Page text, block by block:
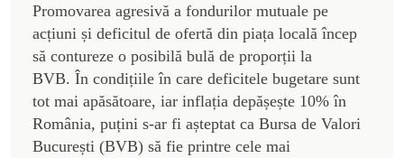
Promovarea agresivă a fondurilor mutuale pe
acțiuni și deficitul de ofertă din piața locală încep
să contureze o posibilă bulă de proporții la
BVB. În condițiile în care deficitele bugetare sunt
tot mai apăsătoare, iar inflația depășește 10% în
România, puțini s-ar fi așteptat ca Bursa de Valori
București (BVB) să fie printre cele mai